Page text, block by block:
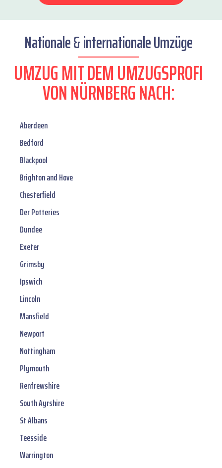
Nationale & internationale Umzüge
UMZUG MIT DEM UMZUGSPROFI
VON NÜRNBERG NACH:
Aberdeen
Bedford
Blackpool
Brighton and Hove
Chesterfield
Der Potteries
Dundee
Exeter
Grimsby
Ipswich
Lincoln
Mansfield
Newport
Nottingham
Plymouth
Renfrewshire
South Ayrshire
St Albans
Teesside
Warrington